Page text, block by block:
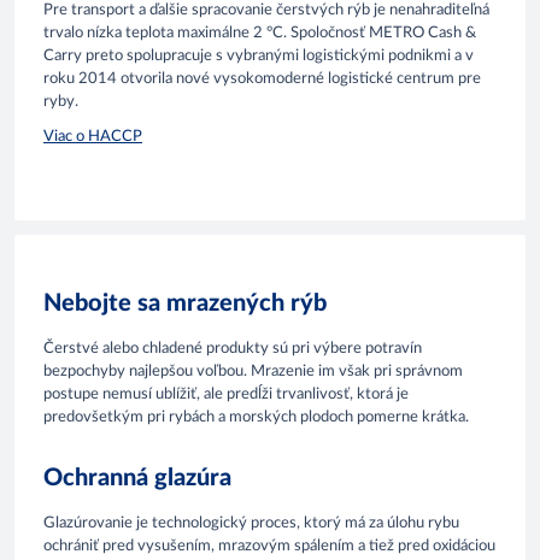
Pre transport a ďalšie spracovanie čerstvých rýb je nenahraditeľná
trvalo nízka teplota maximálne 2 °C. Spoločnosť METRO Cash &
Carry preto spolupracuje s vybranými logistickými podnikmi a v
roku 2014 otvorila nové vysokomoderné logistické centrum pre
ryby.
Viac o HACCP
Nebojte sa mrazených rýb
Čerstvé alebo chladené produkty sú pri výbere potravín
bezpochyby najlepšou voľbou. Mrazenie im však pri správnom
postupe nemusí ublížiť, ale predĺži trvanlivosť, ktorá je
predovšetkým pri rybách a morských plodoch pomerne krátka.
Ochranná glazúra
Glazúrovanie je technologický proces, ktorý má za úlohu rybu
ochrániť pred vysušením, mrazovým spálením a tiež pred oxidáciou